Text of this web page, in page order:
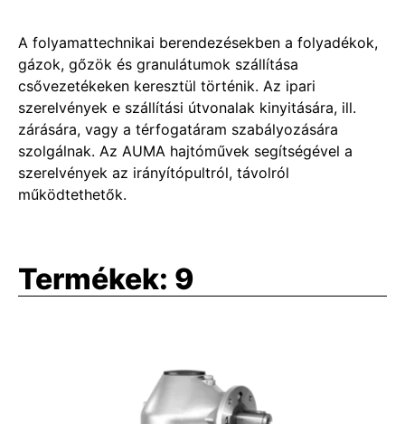
A folyamattechnikai berendezésekben a folyadékok,
gázok, gőzök és granulátumok szállítása
csővezetékeken keresztül történik. Az ipari
szerelvények e szállítási útvonalak kinyitására, ill.
zárására, vagy a térfogatáram szabályozására
szolgálnak. Az AUMA hajtóművek segítségével a
szerelvények az irányítópultról, távolról
működtethetők.
Termékek: 9